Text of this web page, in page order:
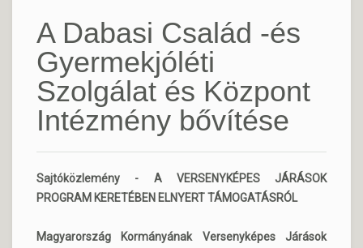
A Dabasi Család -és
Gyermekjóléti
Szolgálat és Központ
Intézmény bővítése
Sajtóközlemény - A VERSENYKÉPES JÁRÁSOK
PROGRAM KERETÉBEN ELNYERT TÁMOGATÁSRÓL
Magyarország Kormányának Versenyképes Járások